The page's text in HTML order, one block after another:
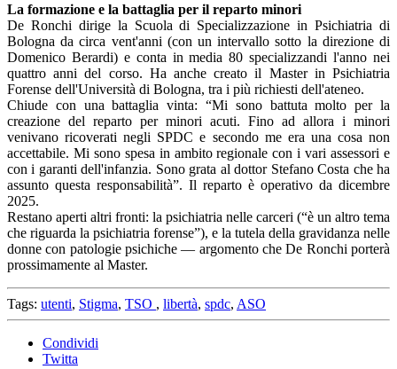
La formazione e la battaglia per il reparto minori
De Ronchi dirige la Scuola di Specializzazione in Psichiatria di
Bologna da circa vent'anni (con un intervallo sotto la direzione di
Domenico Berardi) e conta in media 80 specializzandi l'anno nei
quattro anni del corso. Ha anche creato il Master in Psichiatria
Forense dell'Università di Bologna, tra i più richiesti dell'ateneo.
Chiude con una battaglia vinta: “Mi sono battuta molto per la
creazione del reparto per minori acuti. Fino ad allora i minori
venivano ricoverati negli SPDC e secondo me era una cosa non
accettabile. Mi sono spesa in ambito regionale con i vari assessori e
con i garanti dell'infanzia. Sono grata al dottor Stefano Costa che ha
assunto questa responsabilità”. Il reparto è operativo da dicembre
2025.
Restano aperti altri fronti: la psichiatria nelle carceri (“è un altro tema
che riguarda la psichiatria forense”), e la tutela della gravidanza nelle
donne con patologie psichiche — argomento che De Ronchi porterà
prossimamente al Master.
Tags: utenti, Stigma, TSO , libertà, spdc, ASO
Condividi
Twitta